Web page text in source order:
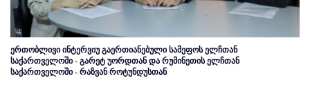
ერთობლივი ინტერვიუ გაერთიანებული სამეფოს ელჩთან
საქართველოში - გარეტ უორდთან და რუმინეთის ელჩთან
საქართველოში - რაზვან როტუნდუსთან